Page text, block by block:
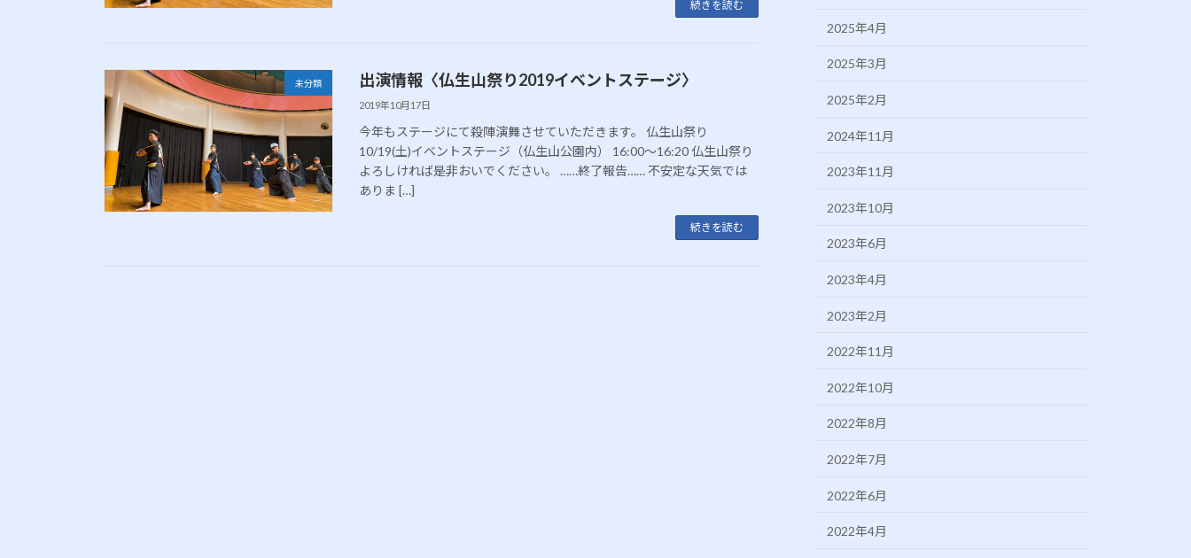
続きを読む
未分類 出演情報〈仏生山祭り2019イベントステージ〉
2019年10月17日
今年もステージにて殺陣演舞させていただきます。 仏生山祭り
10/19(土)イベントステージ（仏生山公園内） 16:00〜16:20 仏生山祭り
よろしければ是非おいでください。 ……終了報告…… 不安定な天気では
ありま […]
続きを読む
2025年4月
2025年3月
2025年2月
2024年11月
2023年11月
2023年10月
2023年6月
2023年4月
2023年2月
2022年11月
2022年10月
2022年8月
2022年7月
2022年6月
2022年4月